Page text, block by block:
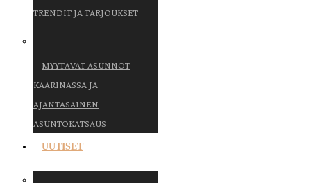
TRENDIT JA TARJOUKSET
MYYTAVAT ASUNNOT
KAARINASSA JA
AJANTASAINEN
ASUNTOKATSAUS
UUTISET